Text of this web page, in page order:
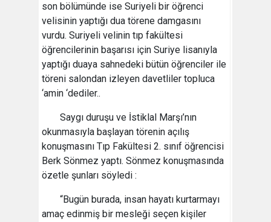
son bölümünde ise Suriyeli bir öğrenci
velisinin yaptığı dua törene damgasını
vurdu. Suriyeli velinin tıp fakültesi
öğrencilerinin başarısı için Suriye lisanıyla
yaptığı duaya sahnedeki bütün öğrenciler ile
töreni salondan izleyen davetliler topluca
‘amin ‘dediler..
Saygı duruşu ve İstiklal Marşı’nın
okunmasıyla başlayan törenin açılış
konuşmasını Tıp Fakültesi 2. sınıf öğrencisi
Berk Sönmez yaptı. Sönmez konuşmasında
özetle şunları söyledi :
“Bugün burada, insan hayatı kurtarmayı
amaç edinmiş bir mesleği seçen kişiler